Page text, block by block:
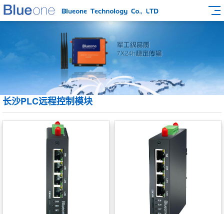
长沙PLC远程控制模块